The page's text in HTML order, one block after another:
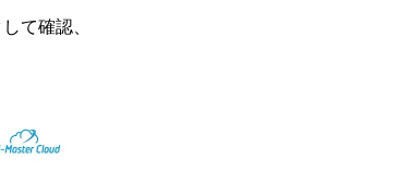
て確認、